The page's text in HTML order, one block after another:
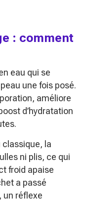
: comment
eau qui se
une fois posé.
améliore
d’hydratation
classique, la
ni plis, ce qui
froid apaise
a passé
un réflexe